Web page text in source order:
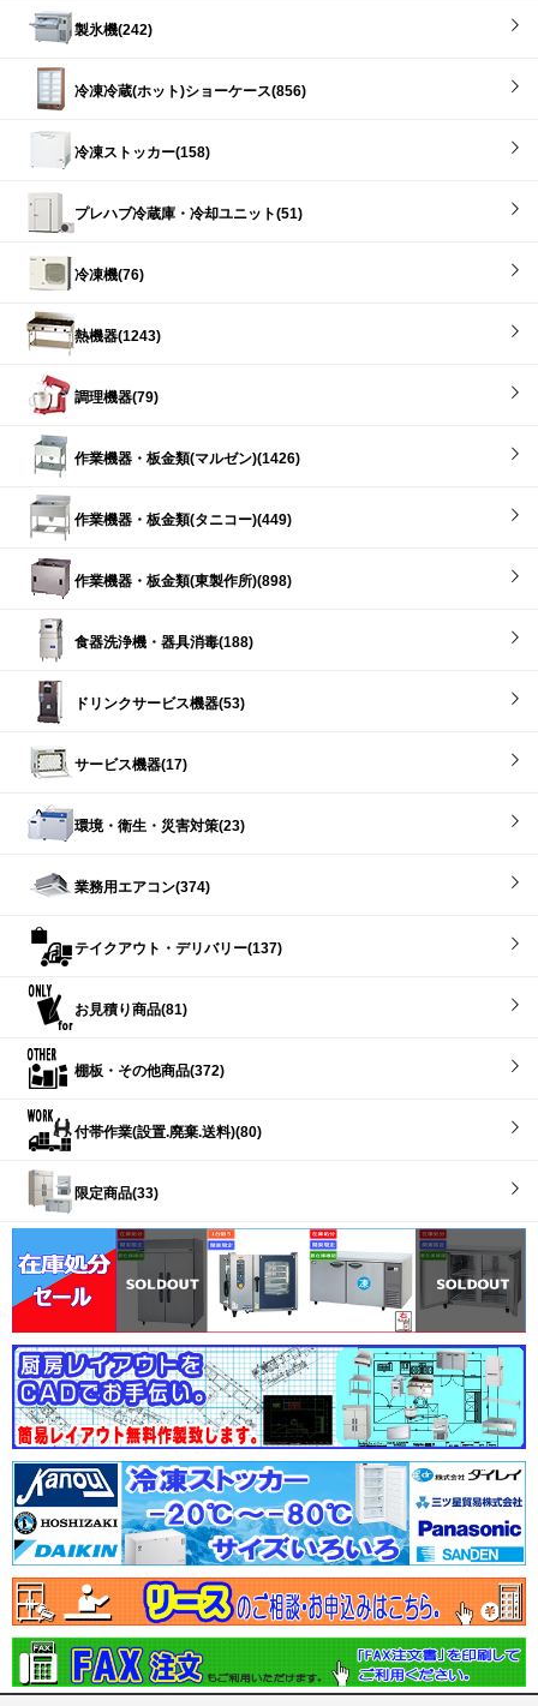
製氷機(242)
冷凍冷蔵(ホット)ショーケース(856)
冷凍ストッカー(158)
プレハブ冷蔵庫・冷却ユニット(51)
冷凍機(76)
熱機器(1243)
調理機器(79)
作業機器・板金類(マルゼン)(1426)
作業機器・板金類(タニコー)(449)
作業機器・板金類(東製作所)(898)
食器洗浄機・器具消毒(188)
ドリンクサービス機器(53)
サービス機器(17)
環境・衛生・災害対策(23)
業務用エアコン(374)
テイクアウト・デリバリー(137)
お見積り商品(81)
棚板・その他商品(372)
付帯作業(設置.廃棄.送料)(80)
限定商品(33)